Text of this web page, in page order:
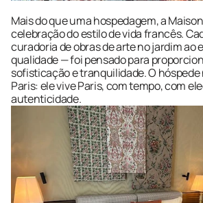
Mais do que uma hospedagem, a
celebração do estilo de vida francês.
curadoria de obras de arte no jardim ao
qualidade — foi pensado para
sofisticação e tranquilidade. O
Paris: ele vive Paris, com tempo, com
autenticidade.